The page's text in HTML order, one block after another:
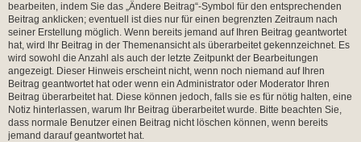
bearbeiten, indem Sie das „Ändere Beitrag“-Symbol für den entsprechenden
Beitrag anklicken; eventuell ist dies nur für einen begrenzten Zeitraum nach
seiner Erstellung möglich. Wenn bereits jemand auf Ihren Beitrag geantwortet
hat, wird Ihr Beitrag in der Themenansicht als überarbeitet gekennzeichnet. Es
wird sowohl die Anzahl als auch der letzte Zeitpunkt der Bearbeitungen
angezeigt. Dieser Hinweis erscheint nicht, wenn noch niemand auf Ihren
Beitrag geantwortet hat oder wenn ein Administrator oder Moderator Ihren
Beitrag überarbeitet hat. Diese können jedoch, falls sie es für nötig halten, eine
Notiz hinterlassen, warum Ihr Beitrag überarbeitet wurde. Bitte beachten Sie,
dass normale Benutzer einen Beitrag nicht löschen können, wenn bereits
jemand darauf geantwortet hat.